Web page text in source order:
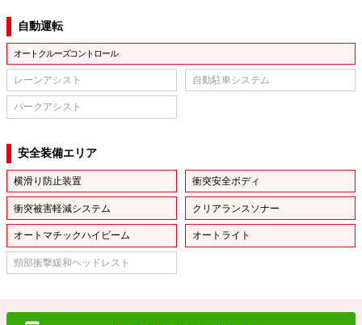
自動運転
オートクルーズコントロール
レーンアシスト 自動駐車システム
パークアシスト
安全装備エリア
横滑り防止装置 衝突安全ボディ
衝突被害軽減システム クリアランスソナー
オートマチックハイビーム オートライト
頸部衝撃緩和ヘッドレスト